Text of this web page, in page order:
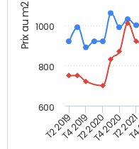
Prix au m2
T2 2019T4 2019T2 2020T4 2020T2 2021
600
800
1000